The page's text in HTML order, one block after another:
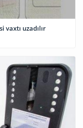
vaxtı uzadılır